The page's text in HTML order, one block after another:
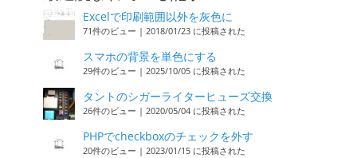
Excelで印刷範囲以外を灰色に
71件のビュー | 2018/01/23 に投稿された
スマホの背景を単色にする
29件のビュー | 2025/10/05 に投稿された
タントのシガーライターヒューズ交換
26件のビュー | 2020/05/04 に投稿された
PHPでcheckboxのチェックを外す
20件のビュー | 2023/01/15 に投稿された